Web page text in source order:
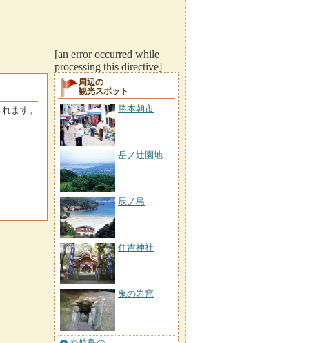
ます。
[an error occurred while
processing this directive]
周辺の
観光スポット
勝本朝市
岳ノ辻園地
辰ノ島
住吉神社
鬼の岩窟